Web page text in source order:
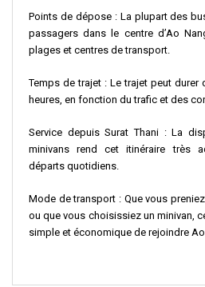
Points de dépose : La plupart des
passagers dans le centre d’Ao
plages et centres de transport.
Temps de trajet : Le trajet peut durer
heures, en fonction du trafic et des
Service depuis Surat Thani : La
minivans rend cet itinéraire très
départs quotidiens.
Mode de transport : Que vous
ou que vous choisissiez un minivan,
simple et économique de rejoindre Ao